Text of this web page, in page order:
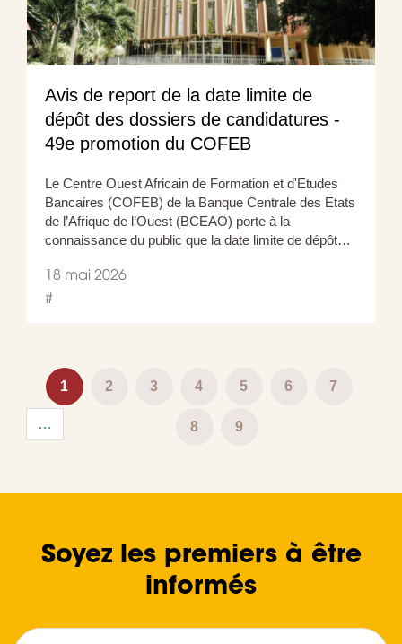
Avis de report de la date limite de
dépôt des dossiers de candidatures -
49e promotion du COFEB
Le Centre Ouest Africain de Formation et d'Etudes
Bancaires (COFEB) de la Banque Centrale des Etats
de l’Afrique de l’Ouest (BCEAO) porte à la
connaissance du public que la date limite de dépôt…
18 mai 2026
#
Page
1 Page
2 Page
3 Page
4 Page
5 Page
6 Page
7
Page
8 Page
9
…
Soyez les premiers à être
informés